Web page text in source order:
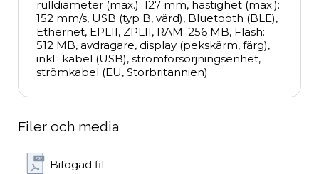
rulldiameter (max.): 127 mm, hastighet (max.):
152 mm/s, USB (typ B, värd), Bluetooth (BLE),
Ethernet, EPLII, ZPLII, RAM: 256 MB, Flash:
512 MB, avdragare, display (pekskärm, färg),
inkl.: kabel (USB), strömförsörjningsenhet,
strömkabel (EU, Storbritannien)
Filer och media
Bifogad fil